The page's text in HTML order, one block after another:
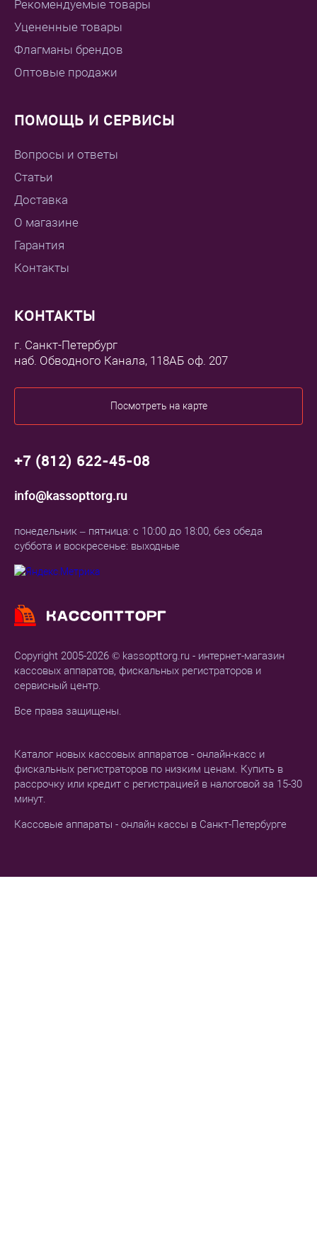
Рекомендуемые товары
Уцененные товары
Флагманы брендов
Оптовые продажи
ПОМОЩЬ И СЕРВИСЫ
Вопросы и ответы
Статьи
Доставка
О магазине
Гарантия
Контакты
Copyright 2005-2026 © kassopttorg.ru - интернет-магазин
кассовых аппаратов, фискальных регистраторов и
сервисный центр.
Все права защищены.
Каталог новых кассовых аппаратов - онлайн-касс и
фискальных регистраторов по низким ценам. Купить в
рассрочку или кредит с регистрацией в налоговой за 15-30
минут.
Кассовые аппараты - онлайн кассы в Санкт-Петербурге
КОНТАКТЫ
г. Санкт-Петербург
наб. Обводного Канала, 118АБ оф. 207
Посмотреть на карте
+7 (812) 622-45-08
info@kassopttorg.ru
понедельник – пятница: с 10:00 до 18:00, без обеда
суббота и воскресенье: выходные